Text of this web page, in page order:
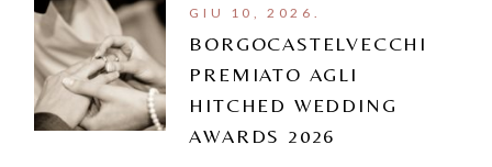
GIU 10, 2026.
BORGOCASTELVECCHI
PREMIATO AGLI
HITCHED WEDDING
AWARDS 2026